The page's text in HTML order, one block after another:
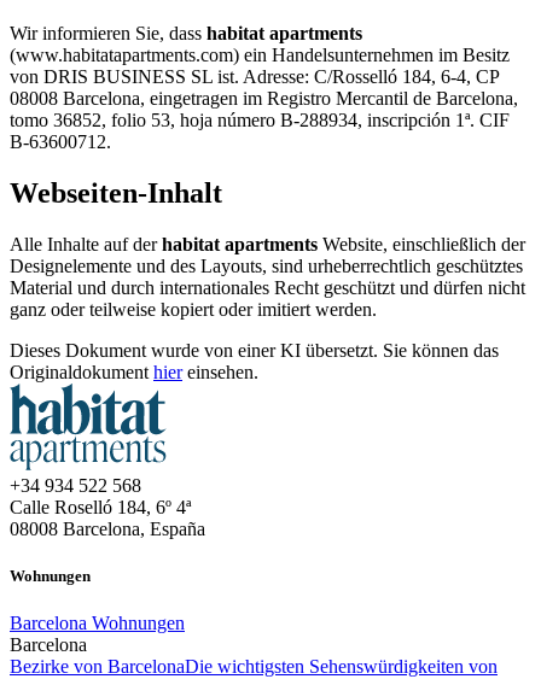
Wir informieren Sie, dass habitat apartments
(www.habitatapartments.com) ein Handelsunternehmen im Besitz
von DRIS BUSINESS SL ist. Adresse: C/Rosselló 184, 6-4, CP
08008 Barcelona, eingetragen im Registro Mercantil de Barcelona,
tomo 36852, folio 53, hoja número B-288934, inscripción 1ª. CIF
B-63600712.
Webseiten-Inhalt
Alle Inhalte auf derhabitat apartments Website, einschließlich der
Designelemente und des Layouts, sind urheberrechtlich geschütztes
Material und durch internationales Recht geschützt und dürfen nicht
ganz oder teilweise kopiert oder imitiert werden.
Dieses Dokument wurde von einer KI übersetzt. Sie können das
Originaldokument hiereinsehen.
+34 934 522 568
Calle Roselló 184, 6º 4ª
08008 Barcelona, España
Wohnungen
Barcelona Wohnungen
Barcelona
Bezirke von BarcelonaDie wichtigsten Sehenswürdigkeiten von